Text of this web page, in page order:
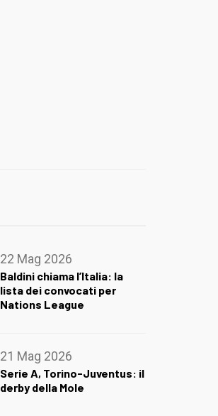
22 Mag 2026
Baldini chiama l’Italia: la
lista dei convocati per
Nations League
21 Mag 2026
Serie A, Torino-Juventus: il
derby della Mole